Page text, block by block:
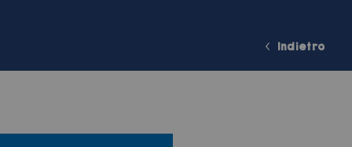
Indietro